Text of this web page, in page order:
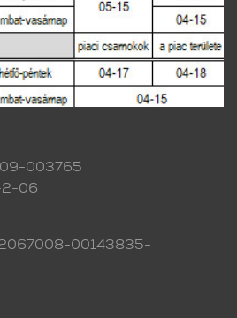
09-003765
2-06
00143835-